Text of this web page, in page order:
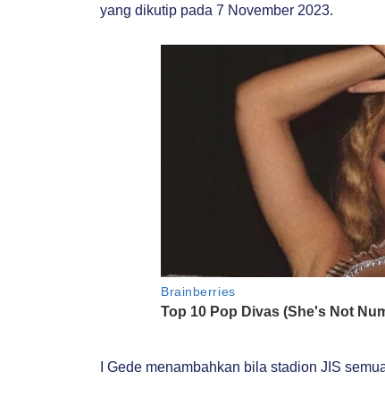
yang dikutip pada 7 November 2023.
I Gede menambahkan bila stadion JIS